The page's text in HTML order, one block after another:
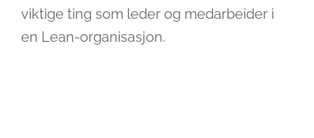
viktige ting som leder og medarbeider i
en Lean-organisasjon.